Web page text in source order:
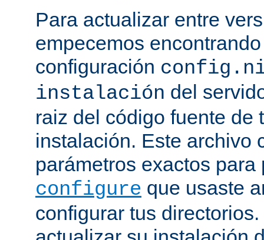
Para actualizar entre
empecemos
configuración
instalación del
raiz del código fuente de
instalación. Este archivo
parámetros exactos para
configure que usaste
configurar tus